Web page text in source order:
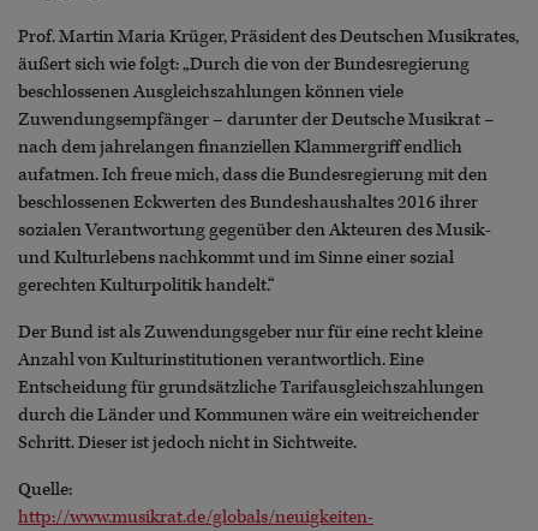
Prof. Martin Maria Krüger, Präsident des Deutschen Musikrates,
äußert sich wie folgt: „Durch die von der Bundesregierung
beschlossenen Ausgleichszahlungen können viele
Zuwendungsempfänger – darunter der Deutsche Musikrat –
nach dem jahrelangen finanziellen Klammergriff endlich
aufatmen. Ich freue mich, dass die Bundesregierung mit den
beschlossenen Eckwerten des Bundeshaushaltes 2016 ihrer
sozialen Verantwortung gegenüber den Akteuren des Musik-
und Kulturlebens nachkommt und im Sinne einer sozial
gerechten Kulturpolitik handelt.“
Der Bund ist als Zuwendungsgeber nur für eine recht kleine
Anzahl von Kulturinstitutionen verantwortlich. Eine
Entscheidung für grundsätzliche Tarifausgleichszahlungen
durch die Länder und Kommunen wäre ein weitreichender
Schritt. Dieser ist jedoch nicht in Sichtweite.
Quelle:
http://www.musikrat.de/globals/neuigkeiten-